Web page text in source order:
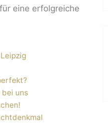
eine erfolgreiche
bei uns